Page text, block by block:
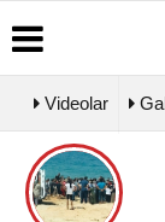
Üye
Paneli
Videolar